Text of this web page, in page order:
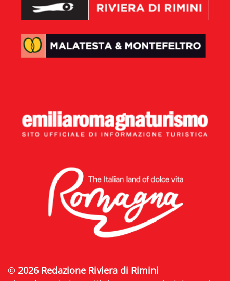
© 2026 Redazione Riviera di Rimini